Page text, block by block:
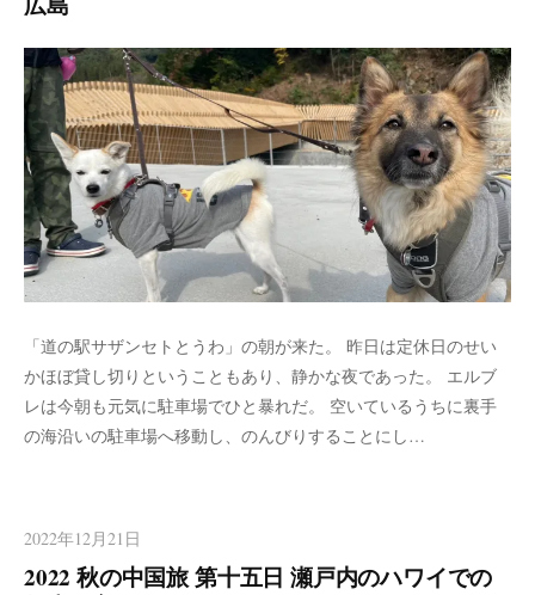
「道の駅サザンセトとうわ」の朝が来た。 昨日は定休日のせい
かほぼ貸し切りということもあり、静かな夜であった。 エルブ
レは今朝も元気に駐車場でひと暴れだ。 空いているうちに裏手
の海沿いの駐車場へ移動し、のんびりすることにし…
2022年12月21日
2022 秋の中国旅 第十五日 瀬戸内のハワイでの